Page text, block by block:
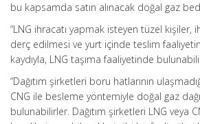
bu kapsamda satın alınacak doğal gaz
“LNG ihracatı yapmak isteyen tüzel kişiler,
derç edilmesi ve yurt içinde teslim
kaydıyla, LNG taşıma faaliyetinde
“Dağıtım şirketleri boru hatlarının
CNG ile besleme yöntemiyle doğal gaz
bulunabilirler. Dağıtım şirketleri LNG veya